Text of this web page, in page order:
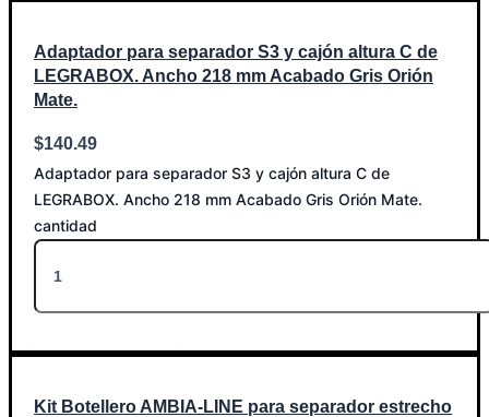
Adaptador para separador S3 y cajón altura C de
LEGRABOX. Ancho 218 mm Acabado Gris Orión
Mate.
$140.49
Adaptador para separador S3 y cajón altura C de
LEGRABOX. Ancho 218 mm Acabado Gris Orión Mate.
cantidad
Kit Botellero AMBIA-LINE para separador estrecho